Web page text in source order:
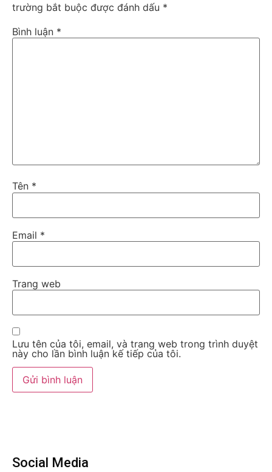
trường bắt buộc được đánh dấu *
Bình luận *
Tên *
Email *
Trang web
Lưu tên của tôi, email, và trang web trong trình duyệt
này cho lần bình luận kế tiếp của tôi.
Social Media